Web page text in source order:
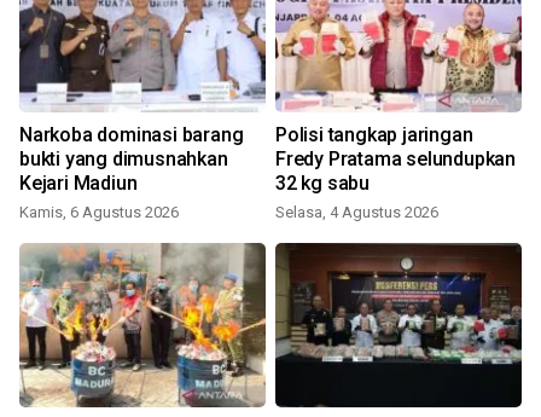
Narkoba dominasi barang
bukti yang dimusnahkan
Kejari Madiun
Kamis, 6 Agustus 2026
Polisi tangkap jaringan
Fredy Pratama selundupkan
32 kg sabu
Selasa, 4 Agustus 2026